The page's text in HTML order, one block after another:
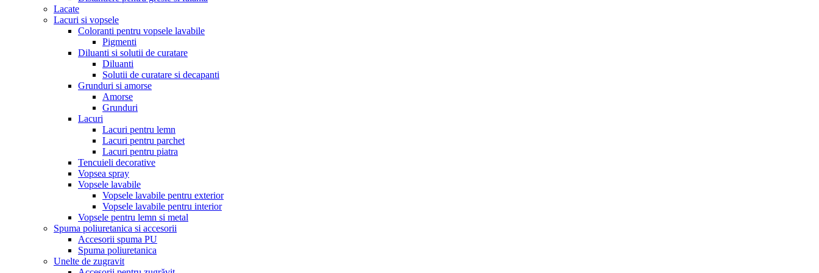
Lacate
Lacuri si vopsele
Coloranti pentru vopsele lavabile
Pigmenti
Diluanti si solutii de curatare
Diluanti
Solutii de curatare si decapanti
Grunduri si amorse
Amorse
Grunduri
Lacuri
Lacuri pentru lemn
Lacuri pentru parchet
Lacuri pentru piatra
Tencuieli decorative
Vopsea spray
Vopsele lavabile
Vopsele lavabile pentru exterior
Vopsele lavabile pentru interior
Vopsele pentru lemn si metal
Spuma poliuretanica si accesorii
Accesorii spuma PU
Spuma poliuretanica
Unelte de zugravit